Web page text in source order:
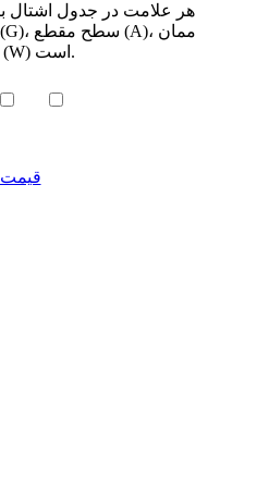
هر علامت در جدول اشتال
اینرسی (I) و مدول مقطع (W) است.
قیمت